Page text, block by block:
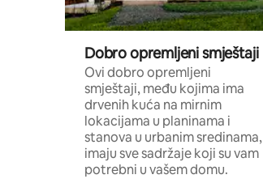
Dobro opremljeni smještaji
Ovi dobro opremljeni
smještaji, među kojima ima
drvenih kuća na mirnim
lokacijama u planinama i
stanova u urbanim sredinama,
imaju sve sadržaje koji su vam
potrebni u vašem domu.